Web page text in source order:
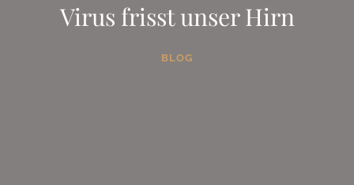
Virus frisst unser Hirn
BLOG